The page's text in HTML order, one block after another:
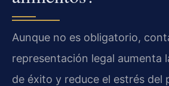
Aunque no es obligatorio,
representación legal aumenta
de éxito y reduce el estrés del